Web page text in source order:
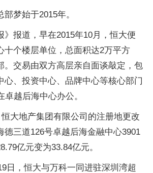
梦始于2015年。
》报道，早在2015年10月，恒大便
十个楼层单位，总面积达2万平方
。交易由双方高层亲自面谈敲定，包
心、投资中心、品牌中心等核心部门
越后海中心办公。
大地产集团有限公司的注册地更改
德三道126号卓越后海金融中心3901
亿元变为33.84亿元。
日，恒大与万科一同进驻深圳湾超